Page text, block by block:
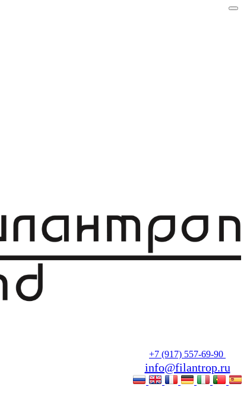
+7 (917) 557-69-90
info@filantrop.ru